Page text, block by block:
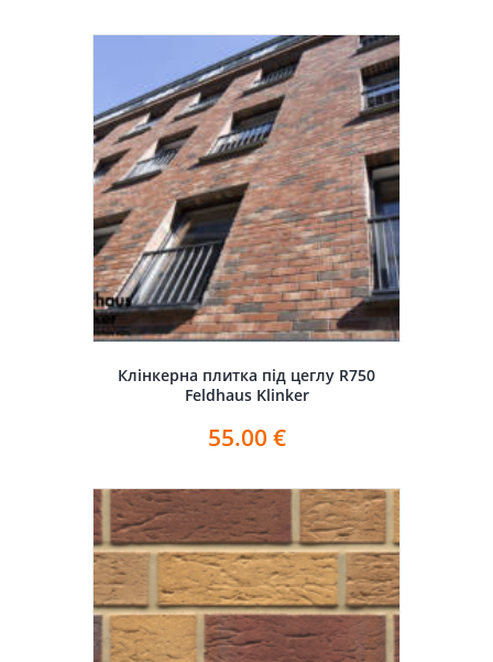
Клінкерна плитка під цеглу R750
Feldhaus Klinker
55.00 €